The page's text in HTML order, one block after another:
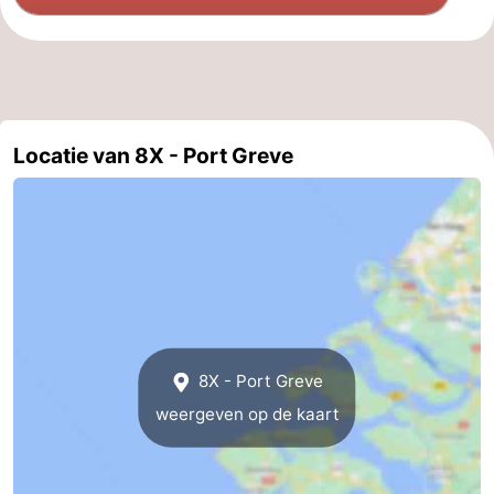
Holland
-
Natuur
-
Locatie van 8X - Port Greve
8X - Port Greve
weergeven op de kaart